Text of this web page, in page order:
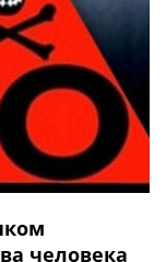
человека